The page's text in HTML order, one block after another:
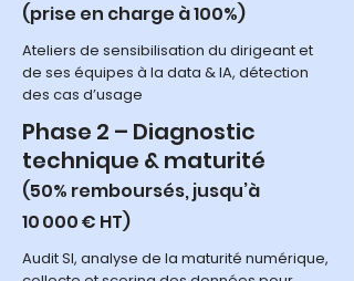
(prise en charge à 100%)
​Ateliers de sensibilisation du dirigeant et
de ses équipes à la data & IA, détection
des cas d’usage
Phase 2 – Diagnostic
technique & maturité
(50% remboursés, jusqu’à
10 000 € HT)
Audit SI, analyse de la maturité numérique,